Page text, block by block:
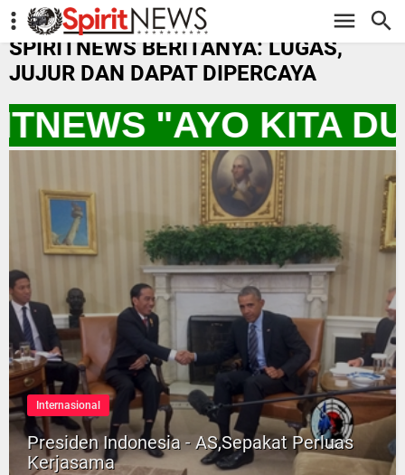
-->
SPIRITNEWS BERITANYA: LUGAS,
JUJUR DAN DAPAT DIPERCAYA
"AYO KITA
Internasional
Presiden Indonesia - AS,Sepakat Perluas
Kerjasama